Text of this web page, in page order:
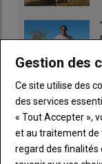
Gestion des
Ce site utilise des
des services
« Tout Accepter »,
et au traitement de
regard des